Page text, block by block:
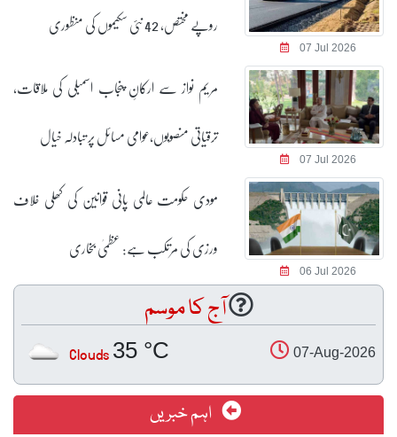
07 Jul 2026
روپے مختص، 42 نئی سکیموں کی منظوری
07 Jul 2026
مریم نواز سے ارکانِ پنجاب اسمبلی کی ملاقات،
ترقیاتی منصوبوں،عوامی مسائل پر تبادلہ خیال
06 Jul 2026
مودی حکومت عالمی پانی قوانین کی کھلی خلاف
ورزی کی مرتکب ہے: عظمیٰ بخاری
آج کا موسم
07-Aug-2026
35 °C
Clouds
اہم خبریں